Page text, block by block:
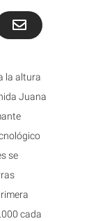
la altura
Juana
se
cada